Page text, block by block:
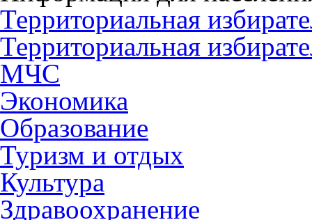
Территориальная
Территориальная
МЧС
Экономика
Образование
Туризм и отдых
Культура
Здравоохранение